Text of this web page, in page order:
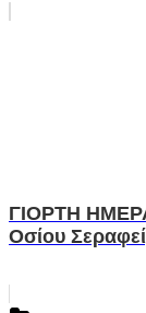
ΓΙΟΡΤΗ
Οσίου